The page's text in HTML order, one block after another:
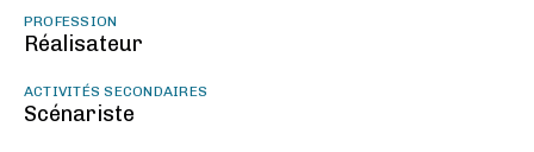
PROFESSION
Réalisateur
ACTIVITÉS SECONDAIRES
Scénariste